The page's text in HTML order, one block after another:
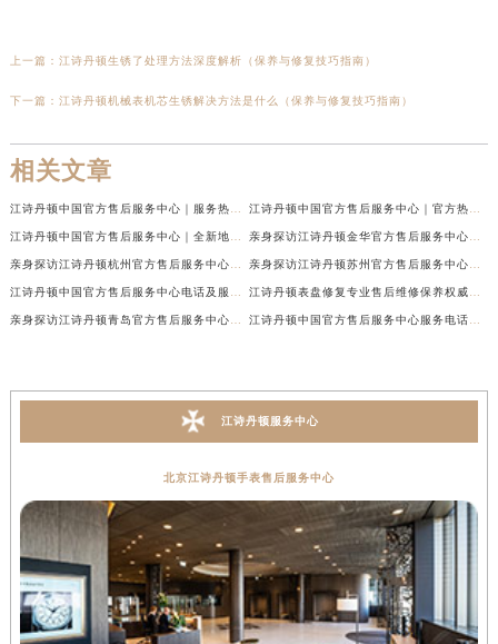
上一篇： 江诗丹顿生锈了处理方法深度解析（保养与修复技巧指南）
下一篇： 江诗丹顿机械表机芯生锈解决方法是什么（保养与修复技巧指南）
相关文章
江诗丹顿服务中心
北京江诗丹顿手表售后服务中心